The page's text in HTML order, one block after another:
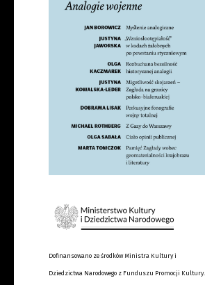
Dofinansowano ze środków Ministra Kultury i
Dziedzictwa Narodowego z Funduszu Promocji Kultury.